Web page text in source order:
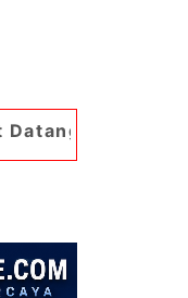
Portal Berita